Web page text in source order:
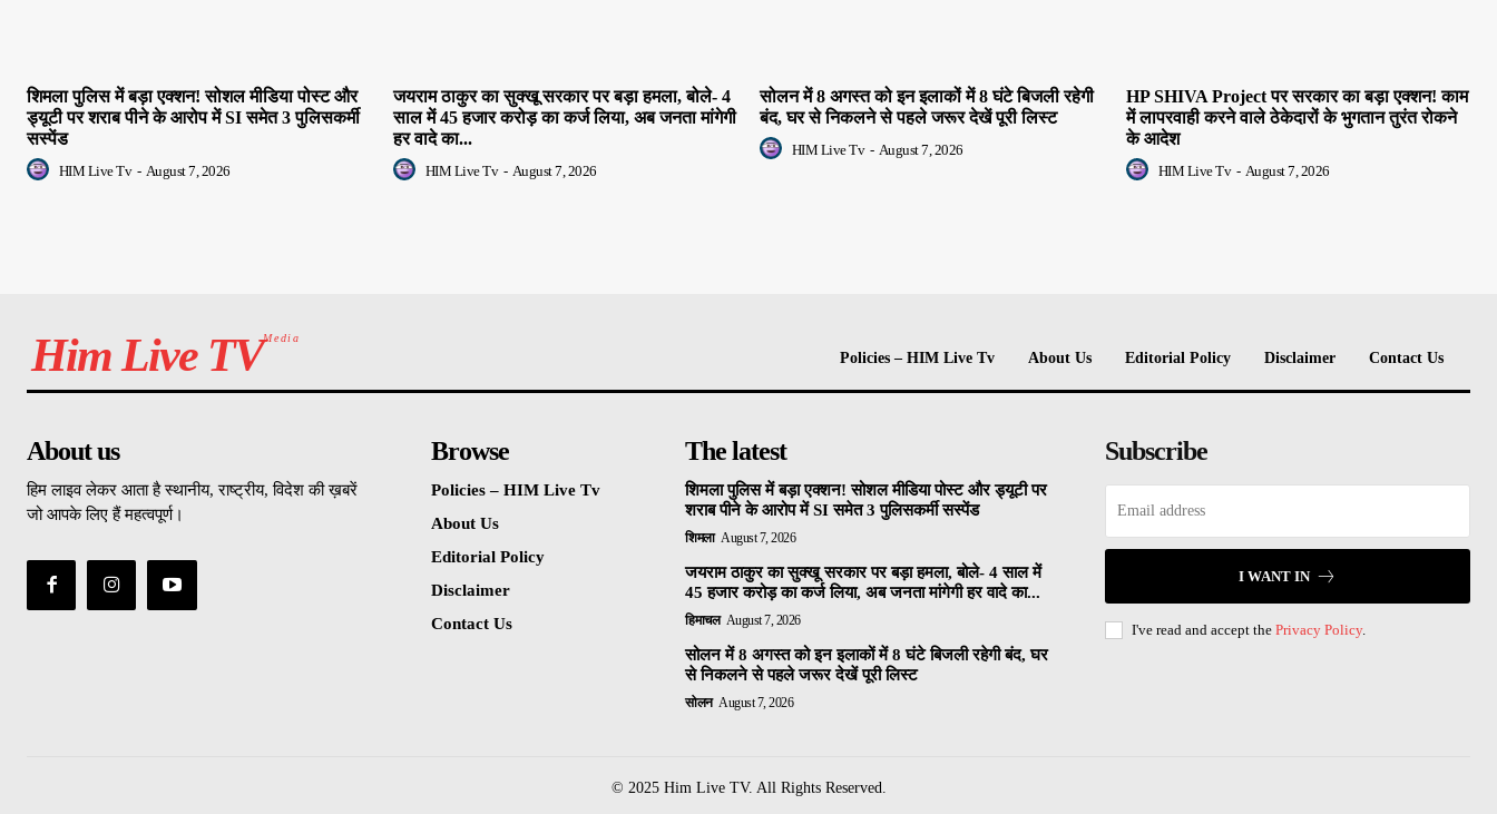
शिमला पुलिस में बड़ा एक्शन! सोशल मीडिया पोस्ट और
ड्यूटी पर शराब पीने के आरोप में SI समेत 3 पुलिसकर्मी
सस्पेंड
HIM Live Tv - August 7, 2026
जयराम ठाकुर का सुक्खू सरकार पर बड़ा हमला, बोले- 4
साल में 45 हजार करोड़ का कर्ज लिया, अब जनता मांगेगी
हर वादे का...
HIM Live Tv - August 7, 2026
सोलन में 8 अगस्त को इन इलाकों में 8 घंटे बिजली रहेगी
बंद, घर से निकलने से पहले जरूर देखें पूरी लिस्ट
HIM Live Tv - August 7, 2026
HP SHIVA Project पर सरकार का बड़ा एक्शन! काम
में लापरवाही करने वाले ठेकेदारों के भुगतान तुरंत रोकने
के आदेश
HIM Live Tv - August 7, 2026
Him Live TVMedia
Policies – HIM Live Tv About Us Editorial Policy Disclaimer Contact Us
About us
हिम लाइव लेकर आता है स्थानीय, राष्ट्रीय, विदेश की ख़बरें
जो आपके लिए हैं महत्वपूर्ण।
Browse
Policies – HIM Live Tv
About Us
Editorial Policy
Disclaimer
Contact Us
The latest
शिमला पुलिस में बड़ा एक्शन! सोशल मीडिया पोस्ट और ड्यूटी पर
शराब पीने के आरोप में SI समेत 3 पुलिसकर्मी सस्पेंड
शिमला August 7, 2026
जयराम ठाकुर का सुक्खू सरकार पर बड़ा हमला, बोले- 4 साल में
45 हजार करोड़ का कर्ज लिया, अब जनता मांगेगी हर वादे का...
हिमाचल August 7, 2026
सोलन में 8 अगस्त को इन इलाकों में 8 घंटे बिजली रहेगी बंद, घर
से निकलने से पहले जरूर देखें पूरी लिस्ट
सोलन August 7, 2026
Subscribe
I WANT IN
I've read and accept the Privacy Policy.
© 2025 Him Live TV. All Rights Reserved.